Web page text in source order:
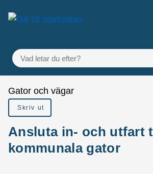
Gå till innehåll
till sidomeny
VAD LETAR DU EFTER?
Du är här:
Gator och vägar
Skriv ut
Ansluta in- och utfart
kommunala gator